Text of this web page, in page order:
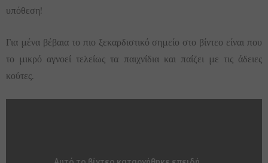
υπόθεση!
Για μένα βέβαια το πιο ξεκαρδιστικό σημείο στο βίντεο είναι που
το μικρό αγνοεί τελείως τα παιχνίδια και παίζει με τις άδειες
κούτες.